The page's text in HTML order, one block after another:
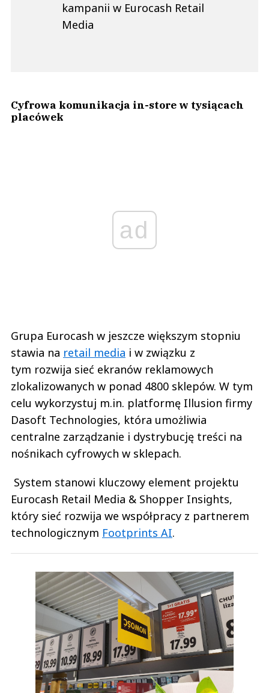
kampanii w Eurocash Retail
Media
Cyfrowa komunikacja in-store w tysiącach
placówek
ad
Grupa Eurocash w jeszcze większym stopniu
stawia na retail media i w związku z
tym rozwija sieć ekranów reklamowych
zlokalizowanych w ponad 4800 sklepów. W tym
celu wykorzystuj m.in. platformę Illusion firmy
Dasoft Technologies, która umożliwia
centralne zarządzanie i dystrybucję treści na
nośnikach cyfrowych w sklepach.
System stanowi kluczowy element projektu
Eurocash Retail Media & Shopper Insights,
który sieć rozwija we współpracy z partnerem
technologicznym Footprints AI.